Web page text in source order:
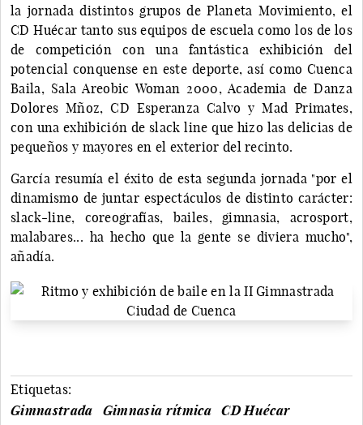
la jornada distintos grupos de Planeta Movimiento, el
CD Huécar tanto sus equipos de escuela como los de los
de competición con una fantástica exhibición del
potencial conquense en este deporte, así como Cuenca
Baila, Sala Areobic Woman 2000, Academia de Danza
Dolores Mñoz, CD Esperanza Calvo y Mad Primates,
con una exhibición de slack line que hizo las delicias de
pequeños y mayores en el exterior del recinto.
García resumía el éxito de esta segunda jornada "por el
dinamismo de juntar espectáculos de distinto carácter:
slack-line, coreografías, bailes, gimnasia, acrosport,
malabares... ha hecho que la gente se diviera mucho",
añadía.
Etiquetas:
Gimnastrada
Gimnasia rítmica
CD Huécar